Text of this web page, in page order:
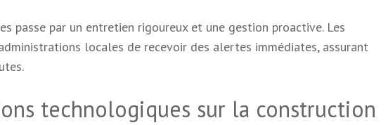
passe par un entretien rigoureux et une gestion proactive. Les
locales de recevoir des alertes immédiates, assurant
technologiques sur la construction